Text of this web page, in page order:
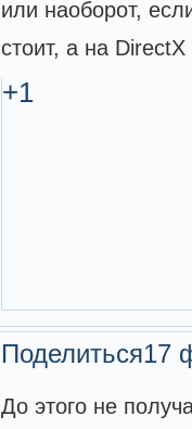
или наоборот,
стоит, а на
+1
Поделиться17
До этого не